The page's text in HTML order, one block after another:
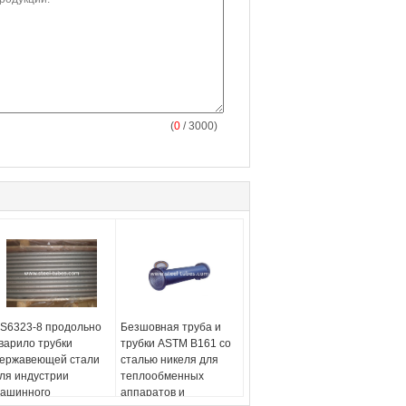
(0 / 3000)
8 продольно
трубки
стали
индустрии
Безшовная труба и
трубки ASTM B161 со
сталью никеля для
теплообменных
аппаратов и